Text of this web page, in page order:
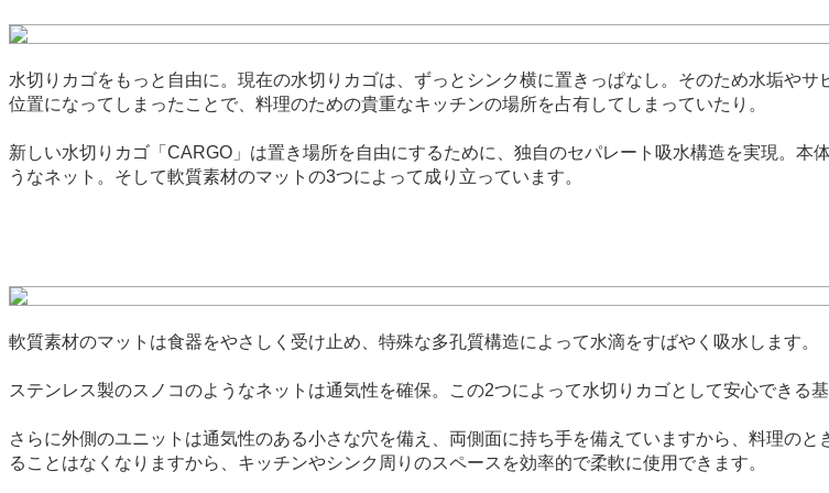
水切りカゴをもっと自由に。現在の水切りカゴは、ずっとシンク横に置きっぱなし。そのため水垢や
位置になってしまったことで、料理のための貴重なキッチンの場所を占有してしまっていたり。
新しい水切りカゴ「CARGO」は置き場所を自由にするために、独自のセパレート吸水構造を実現。
うなネット。そして軟質素材のマットの3つによって成り立っています。
軟質素材のマットは食器をやさしく受け止め、特殊な多孔質構造によって水滴をすばやく吸水します。
ステンレス製のスノコのようなネットは通気性を確保。この2つによって水切りカゴとして安心できる
さらに外側のユニットは通気性のある小さな穴を備え、両側面に持ち手を備えていますから、料理の
ることはなくなりますから、キッチンやシンク周りのスペースを効率的で柔軟に使用できます。